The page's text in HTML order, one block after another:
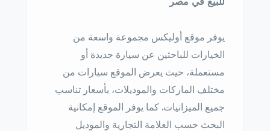
يوفر موقع أوليكس مجموعة واسعة من
الخيارات للباحثين عن سيارة جديدة أو
مستعملة، حيث يعرض الموقع سيارات من
مختلف الماركات والموديلات، بأسعار تناسب
جميع الميزانيات. كما يوفر الموقع إمكانية
البحث حسب العلامة التجارية والموديل